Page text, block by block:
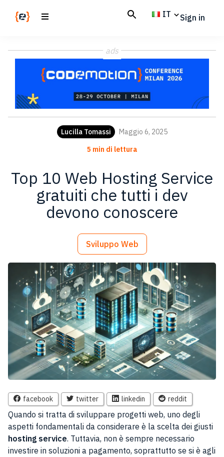
Magazine
code
IT Sign in
ads
Lucilla Tomassi
Maggio 6, 2025
5 min di lettura
Top 10 Web Hosting Service
gratuiti che tutti i dev
devono conoscere
Sviluppo Web
facebook twitter linkedin reddit
Quando si tratta di sviluppare progetti web, uno degli
aspetti fondamentali da considerare è la scelta dei giusti
hosting service. Tuttavia, non è sempre necessario
investire in soluzioni a pagamento, soprattutto se si è agli